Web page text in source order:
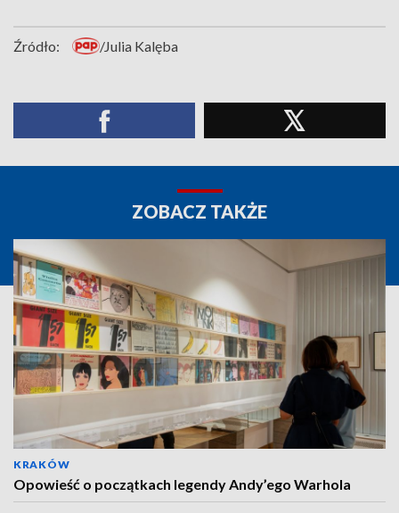
Źródło: /Julia Kalęba
ZOBACZ TAKŻE
KRAKÓW
Opowieść o początkach legendy Andy’ego Warhola